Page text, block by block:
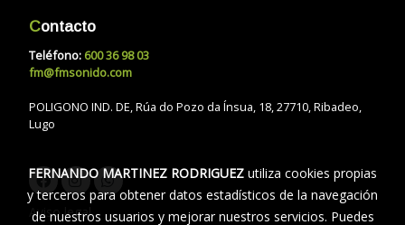
Contacto
Teléfono: 600 36 98 03
fm@fmsonido.com
POLIGONO IND. DE, Rúa do Pozo da Ínsua, 18, 27710, Ribadeo,
Lugo
Aviso legal
FERNANDO MARTINEZ RODRIGUEZ utiliza cookies propias
y terceros para obtener datos estadísticos de la navegación
de nuestros usuarios y mejorar nuestros servicios. Puedes